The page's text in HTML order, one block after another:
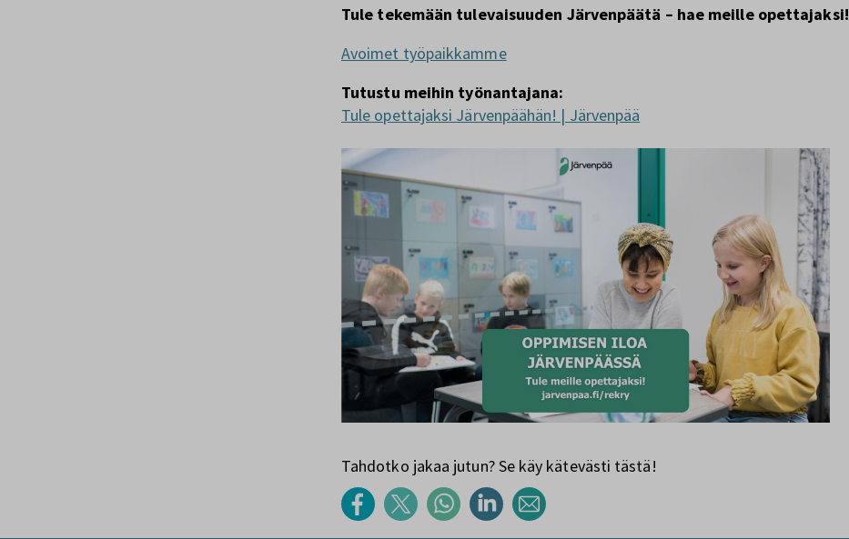
Tule tekemään tulevaisuuden Järvenpäätä – hae meille opettajaksi!
Avoimet työpaikkamme
Tutustu meihin työnantajana:
Tule opettajaksi Järvenpäähän! | Järvenpää
Tahdotko jakaa jutun? Se käy kätevästi tästä!